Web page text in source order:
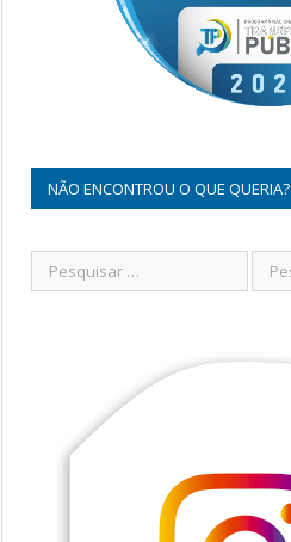
NÃO ENCONTROU O QUE QUERIA?